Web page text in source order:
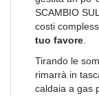
SCAMBIO
costi
tuo favore
Tirando le
rimarrà in
caldaia a gas